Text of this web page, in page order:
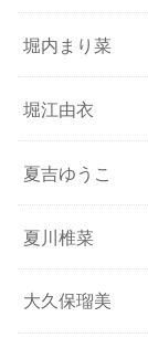
堀内まり菜
堀江由衣
夏吉ゆうこ
夏川椎菜
大久保瑠美